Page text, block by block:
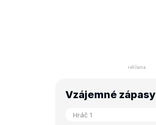
Vzájemné zápasy